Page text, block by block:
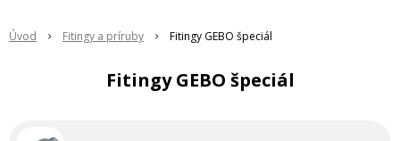
Úvod Fitingy a príruby Fitingy GEBO špeciál
Fitingy GEBO špeciál